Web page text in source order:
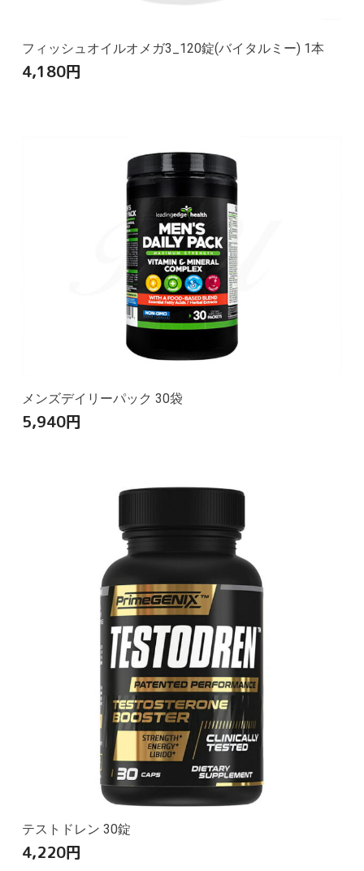
フィッシュオイルオメガ3_120錠(バイタルミー) 1本
4,180円
メンズデイリーパック 30袋
5,940円
テストドレン 30錠
4,220円